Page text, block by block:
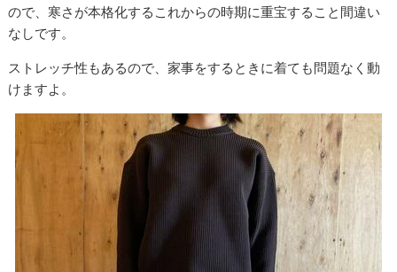
ので、寒さが本格化するこれからの時期に重宝すること間違い
なしです。
ストレッチ性もあるので、家事をするときに着ても問題なく動
けますよ。